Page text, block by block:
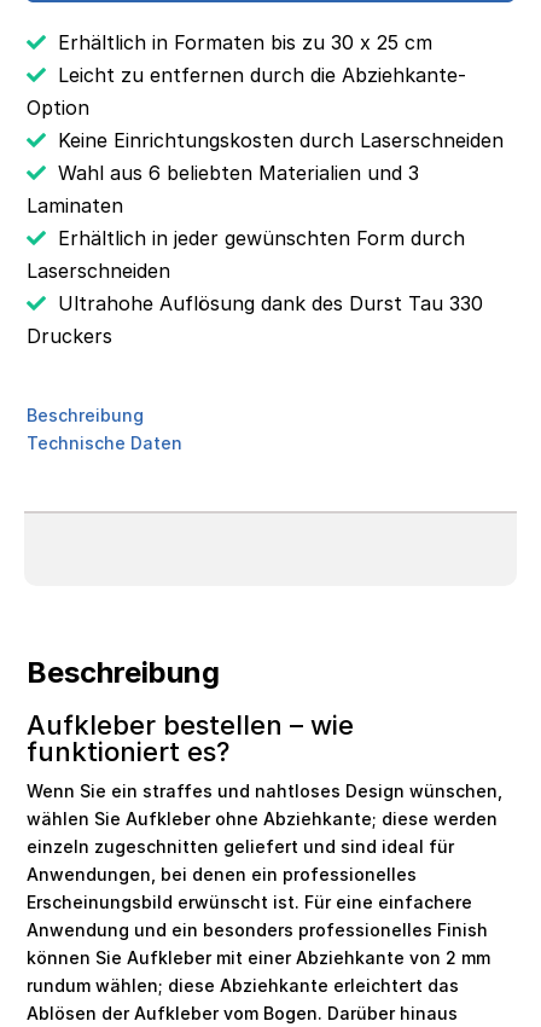
Erhältlich in Formaten bis zu 30 x 25 cm
Leicht zu entfernen durch die Abziehkante-
Option
Keine Einrichtungskosten durch Laserschneiden
Wahl aus 6 beliebten Materialien und 3
Laminaten
Erhältlich in jeder gewünschten Form durch
Laserschneiden
Ultrahohe Auflösung dank des Durst Tau 330
Druckers
Beschreibung
Technische Daten
Beschreibung
Aufkleber bestellen – wie
funktioniert es?
Wenn Sie ein straffes und nahtloses Design wünschen,
wählen Sie Aufkleber ohne Abziehkante; diese werden
einzeln zugeschnitten geliefert und sind ideal für
Anwendungen, bei denen ein professionelles
Erscheinungsbild erwünscht ist. Für eine einfachere
Anwendung und ein besonders professionelles Finish
können Sie Aufkleber mit einer Abziehkante von 2 mm
rundum wählen; diese Abziehkante erleichtert das
Ablösen der Aufkleber vom Bogen. Darüber hinaus